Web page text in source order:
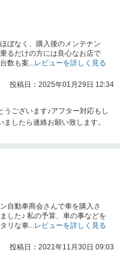
ぼなく、購入後のメンテナン
るだけの方には良心なお店で
数も案... レビューを詳しく見る
投稿日：2025年01月29日 12:34
うございます♪アフター対応もし
したら連絡お願い致します。
自動車商会さんで車を購入さ
した♪ 私の予算、車の事などを
リな車... レビューを詳しく見る
投稿日：2021年11月30日 09:03